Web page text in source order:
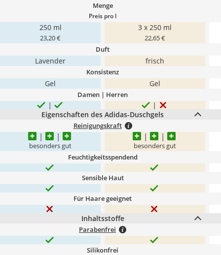
Menge
Preis pro l
250 ml
23,20 €
3 x 250 ml
22,65 €
Duft
Lavender frisch
Konsistenz
Gel Gel
Damen | Herren
Eigenschaften des Adidas-Duschgels
Reinigungskraft
besonders gut besonders gut
Feuchtigkeitsspendend
Sensible Haut
Für Haare geeignet
Inhaltsstoffe
Parabenfrei
Silikonfrei